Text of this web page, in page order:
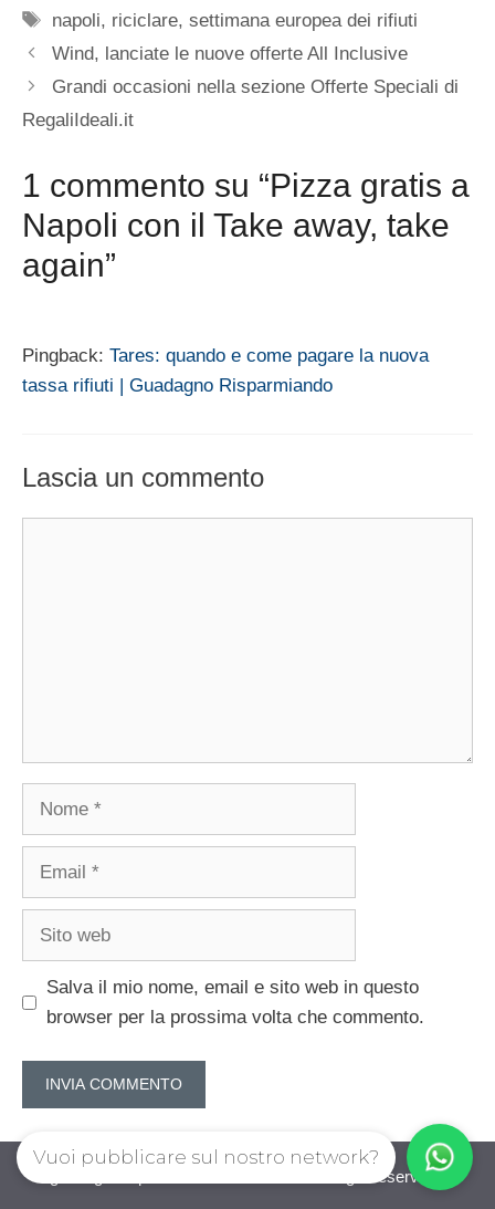
Tag
napoli, riciclare,settimana europea dei rifiuti
Wind, lanciate le nuove offerte All Inclusive
Grandi occasioni nella sezione Offerte Speciali di
RegaliIdeali.it
1 commento su “Pizza gratis a
Napoli con il Take away, take
again”
Pingback: Tares: quando e come pagare la nuova
tassa rifiuti | Guadagno Risparmiando
Lascia un commento
Nome
Email
Sito
Salva il mio nome, email e sito web in questo
browser per la prossima volta che commento.
guadagnorisparmiando.com © 2026. All right reserverd.
Vuoi pubblicare sul nostro network?